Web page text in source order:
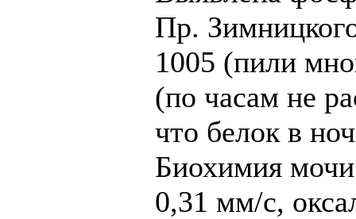
Пр.
1005 (пили
(по часам не
что белок в
Биохимия
0,31 мм/с,